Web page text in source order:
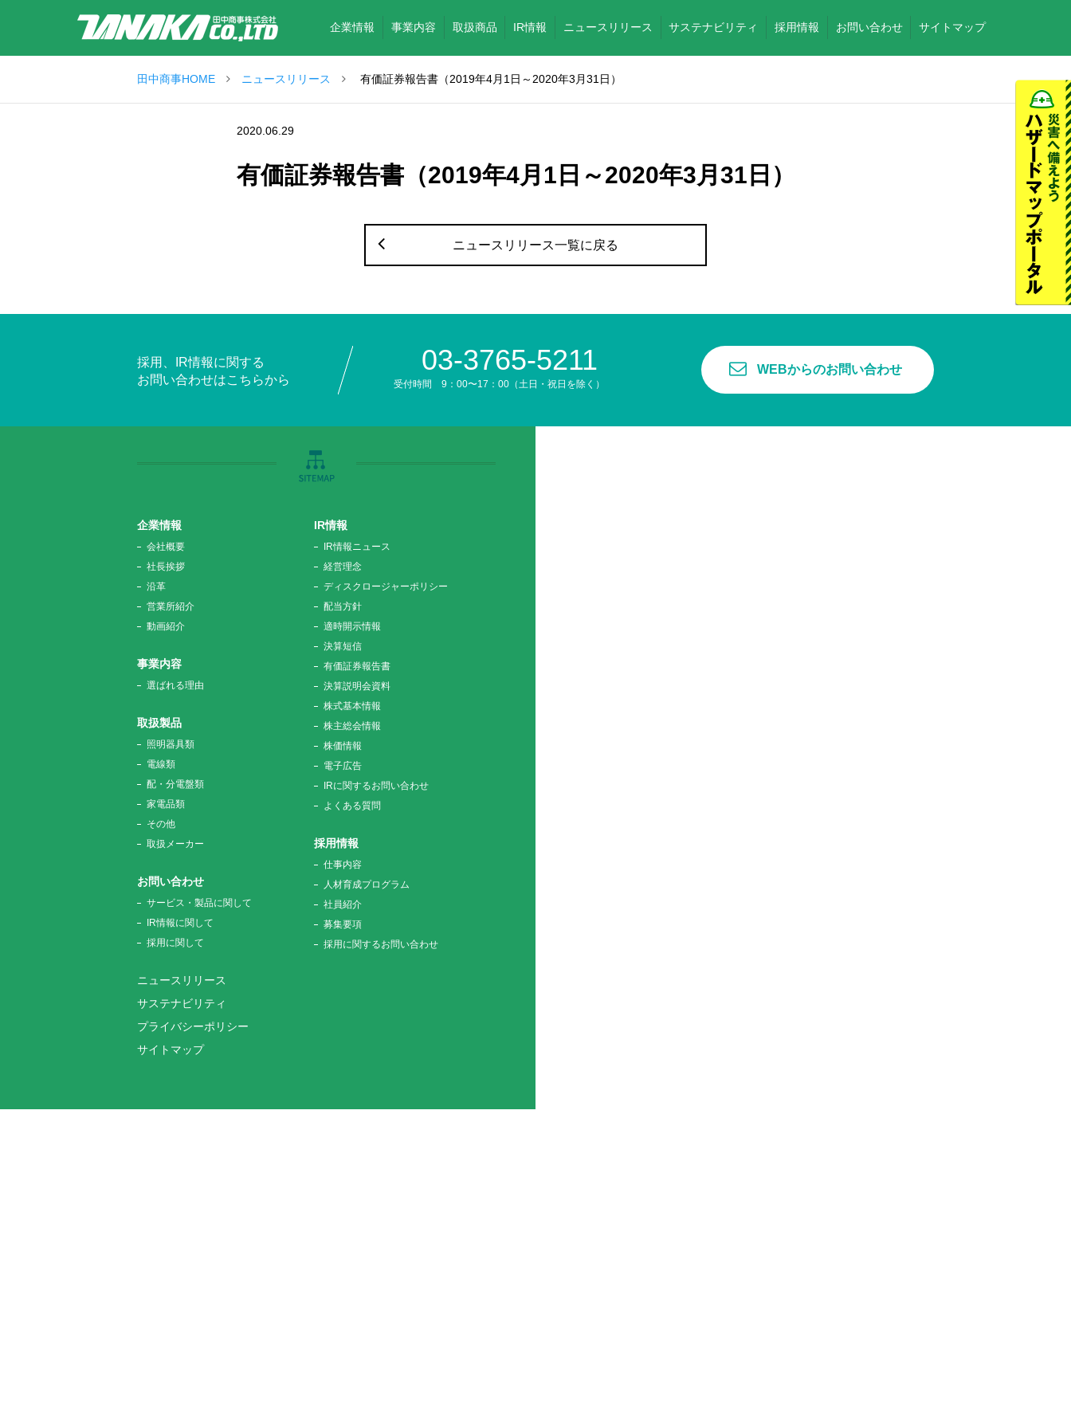
企業情報 事業内容 取扱商品 IR情報 ニュースリリース サステナビリティ 採用情報 お問い合わせ サイトマップ
田中商事HOME ニュースリリース 有価証券報告書（2019年4月1日～2020年3月31日）
2020.06.29
有価証券報告書（2019年4月1日～2020年3月31日）
ニュースリリース一覧に戻る
採用、IR情報に関する
お問い合わせはこちらから
03-3765-5211
受付時間 9：00〜17：00（土日・祝日を除く）
WEBからのお問い合わせ
企業情報
会社概要
社長挨拶
沿革
営業所紹介
動画紹介
事業内容
選ばれる理由
取扱製品
照明器具類
電線類
配・分電盤類
家電品類
その他
取扱メーカー
お問い合わせ
サービス・製品に関して
IR情報に関して
採用に関して
ニュースリリース
サステナビリティ
プライバシーポリシー
サイトマップ
IR情報
IR情報ニュース
経営理念
ディスクロージャーポリシー
配当方針
適時開示情報
決算短信
有価証券報告書
決算説明会資料
株式基本情報
株主総会情報
株価情報
電子広告
IRに関するお問い合わせ
よくある質問
採用情報
仕事内容
人材育成プログラム
社員紹介
募集要項
採用に関するお問い合わせ